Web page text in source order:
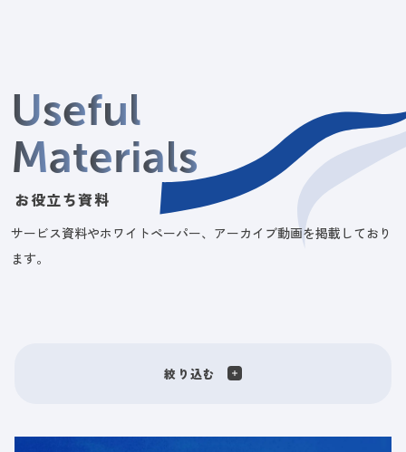
Useful
Materials
お役立ち資料
サービス資料やホワイトペーパー、アーカイブ動画を掲載しており
ます。
絞り込む